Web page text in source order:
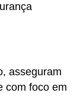
asseguram
com foco em